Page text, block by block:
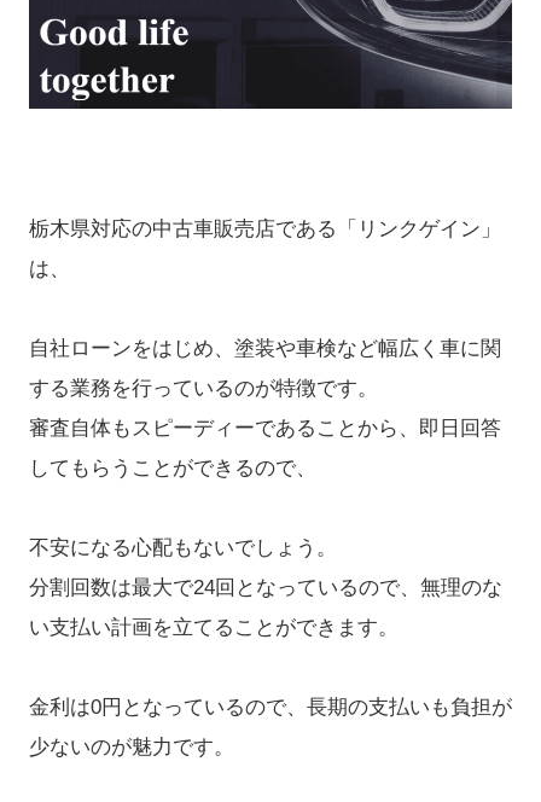
栃木県対応の中古車販売店である「リンクゲイン」
は、
自社ローンをはじめ、塗装や車検など幅広く車に関
する業務を行っているのが特徴です。
審査自体もスピーディーであることから、即日回答
してもらうことができるので、
不安になる心配もないでしょう。
分割回数は最大で24回となっているので、無理のな
い支払い計画を立てることができます。
金利は0円となっているので、長期の支払いも負担が
少ないのが魅力です。